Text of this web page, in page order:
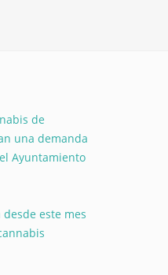
de
una demanda
Ayuntamiento
este mes